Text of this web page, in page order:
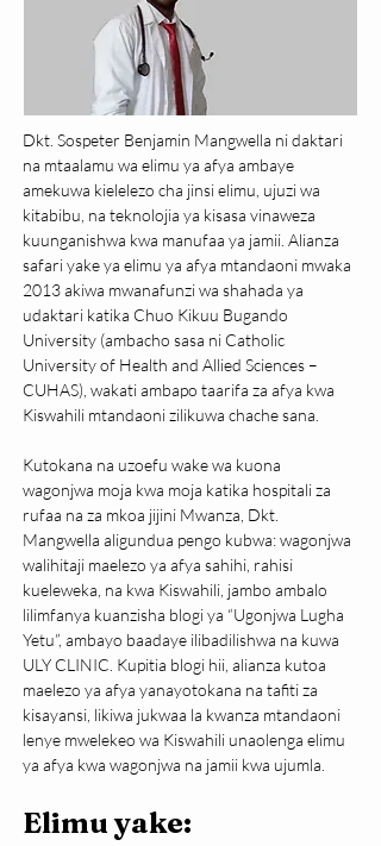
Dkt. Sospeter Benjamin Mangwella ni daktari
na mtaalamu wa elimu ya afya ambaye
amekuwa kielelezo cha jinsi elimu, ujuzi wa
kitabibu, na teknolojia ya kisasa vinaweza
kuunganishwa kwa manufaa ya jamii. Alianza
safari yake ya elimu ya afya mtandaoni mwaka
2013 akiwa mwanafunzi wa shahada ya
udaktari katika Chuo Kikuu Bugando
University (ambacho sasa ni Catholic
University of Health and Allied Sciences –
CUHAS), wakati ambapo taarifa za afya kwa
Kiswahili mtandaoni zilikuwa chache sana.
Kutokana na uzoefu wake wa kuona
wagonjwa moja kwa moja katika hospitali za
rufaa na za mkoa jijini Mwanza, Dkt.
Mangwella aligundua pengo kubwa: wagonjwa
walihitaji maelezo ya afya sahihi, rahisi
kueleweka, na kwa Kiswahili, jambo ambalo
lilimfanya kuanzisha blogi ya “Ugonjwa Lugha
Yetu”, ambayo baadaye ilibadilishwa na kuwa
ULY CLINIC. Kupitia blogi hii, alianza kutoa
maelezo ya afya yanayotokana na tafiti za
kisayansi, likiwa jukwaa la kwanza mtandaoni
lenye mwelekeo wa Kiswahili unaolenga elimu
ya afya kwa wagonjwa na jamii kwa ujumla.
Elimu yake: